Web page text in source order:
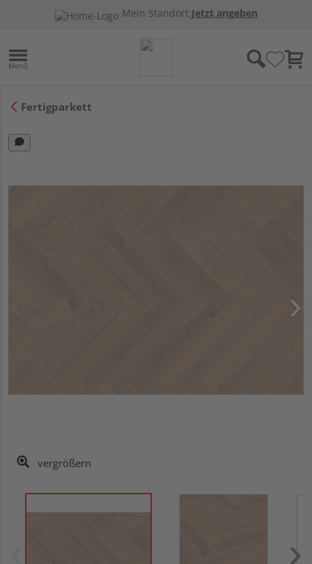
Mein Standort:Jetzt angeben
Fertigparkett
vergrößern